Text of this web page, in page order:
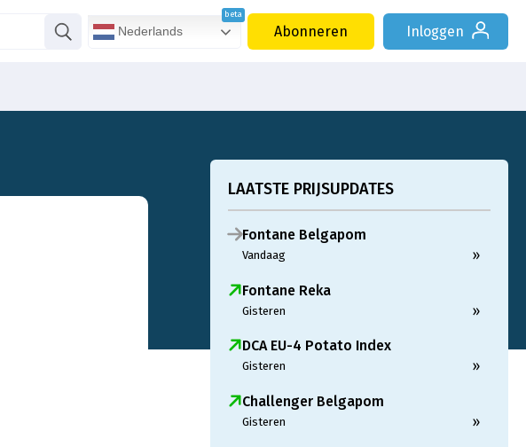
Nederlands Abonneren Inloggen
LAATSTE PRIJSUPDATES
Fontane Belgapom
Vandaag »
Fontane Reka
Gisteren »
DCA EU-4 Potato Index
Gisteren »
Challenger Belgapom
Gisteren »